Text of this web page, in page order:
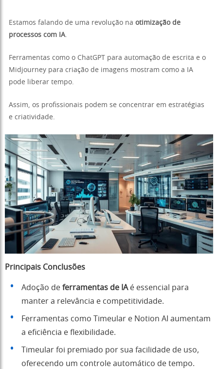
Estamos falando de uma revolução na otimização de
processos com IA.
Ferramentas como o ChatGPT para automação de escrita e o
Midjourney para criação de imagens mostram como a IA
pode liberar tempo.
Assim, os profissionais podem se concentrar em estratégias
e criatividade.
Principais Conclusões
Adoção de ferramentas de IAé essencial para
manter a relevância e competitividade.
Ferramentas como Timeular e Notion AI aumentam
a eficiência e flexibilidade.
Timeular foi premiado por sua facilidade de uso,
oferecendo um controle automático de tempo.